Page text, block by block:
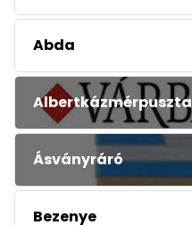
Abda
Albertkázmérpuszta
Ásványráró
Bezenye